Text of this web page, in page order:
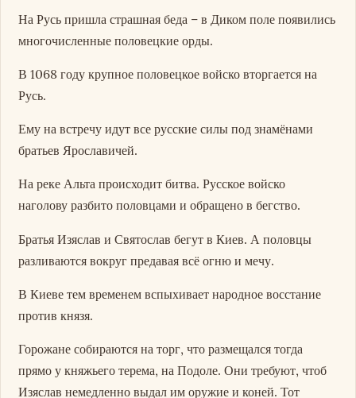
На Русь пришла страшная беда – в Диком поле появились
многочисленные половецкие орды.
В 1068 году крупное половецкое войско вторгается на
Русь.
Ему на встречу идут все русские силы под знамёнами
братьев Ярославичей.
На реке Альта происходит битва. Русское войско
наголову разбито половцами и обращено в бегство.
Братья Изяслав и Святослав бегут в Киев. А половцы
разливаются вокруг предавая всё огню и мечу.
В Киеве тем временем вспыхивает народное восстание
против князя.
Горожане собираются на торг, что размещался тогда
прямо у княжьего терема, на Подоле. Они требуют, чтоб
Изяслав немедленно выдал им оружие и коней. Тот